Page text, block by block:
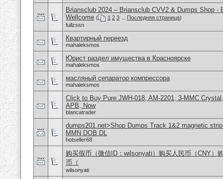
Briansclub 2024 – Briansclub CVV2 & Dumps Shop -
Wellcome ( 1 2 3 Последняя страница)
fullzssn
Квартирный переезд
mahaleksmos
Юрист раздел имущества в Красноярске
mahaleksmos
масляный сепаратор компрессора
mahaleksmos
Click to Buy Pure JWH-018, AM-2201, 3-MMC
APB, Now
blancatrader
dumps201.net>Shop Dumps Track 1&2 magnetic
MMN DOB DL
hotseller68
购买假币（微信ID：wilsonyati）购买人民币（CNY）
币（
wilsonyati